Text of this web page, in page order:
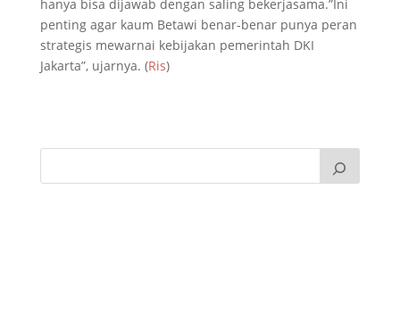
hanya bisa dijawab dengan saling bekerjasama.”Ini
penting agar kaum Betawi benar-benar punya peran
strategis mewarnai kebijakan pemerintah DKI
Jakarta”, ujarnya. (Ris)